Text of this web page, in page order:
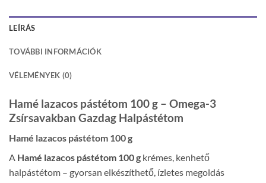
LEÍRÁS
TOVÁBBI INFORMÁCIÓK
VÉLEMÉNYEK (0)
Hamé lazacos pástétom 100 g – Omega-3
Zsírsavakban Gazdag Halpástétom
Hamé lazacos pástétom 100 g
A Hamé lazacos pástétom 100 g krémes, kenhető
halpástétom – gyorsan elkészíthető, ízletes megoldás